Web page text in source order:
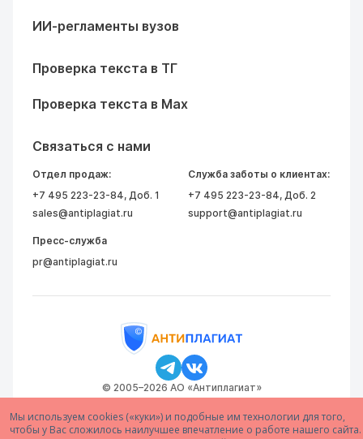
Мы используем cookies («куки») и подобные им технологии для того,
чтобы у Вас сложилось наилучшее впечатление о работе нашего сайта.
ИИ-регламенты вузов
Проверка текста в ТГ
Проверка текста в Max
Связаться с нами
Отдел продаж:
+7 495 223-23-84, Доб. 1
sales@antiplagiat.ru
Служба заботы о клиентах:
+7 495 223-23-84, Доб. 2
support@antiplagiat.ru
Пресс-служба
pr@antiplagiat.ru
© 2005–2026 АО «Антиплагиат»